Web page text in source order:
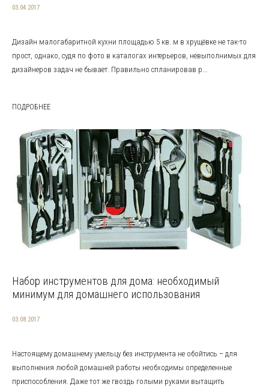
03.04.2017
Дизайн малогабаритной кухни площадью 5 кв. м в хрущёвке не так-то
прост, однако, судя по фото в каталогах интерьеров, невыполнимых для
дизайнеров задач не бывает. Правильно спланировав р...
ПОДРОБНЕЕ
Набор инструментов для дома: необходимый
минимум для домашнего использования
03.08.2017
Настоящему домашнему умельцу без инструмента не обойтись – для
выполнения любой домашней работы необходимы определенные
приспособления. Даже тот же гвоздь голыми руками вытащить